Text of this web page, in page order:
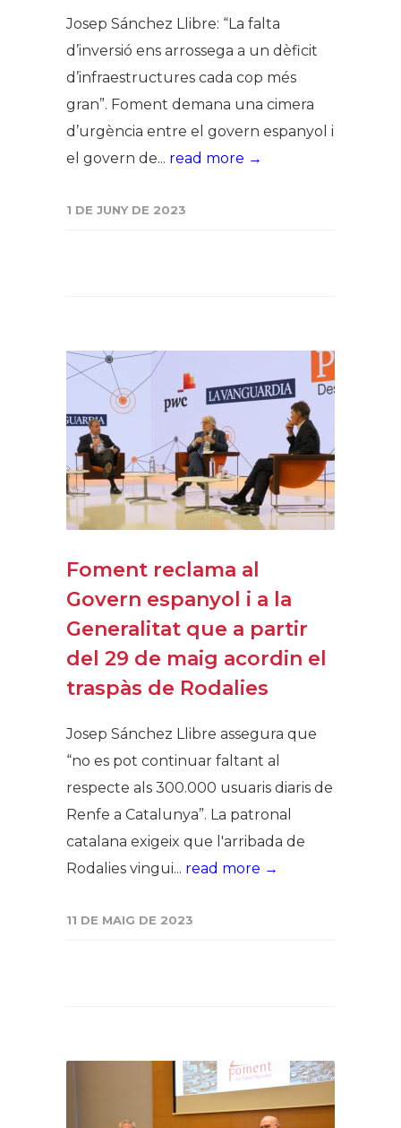
Josep Sánchez Llibre: “La falta
d’inversió ens arrossega a un dèficit
d’infraestructures cada cop més
gran”. Foment demana una cimera
d’urgència entre el govern espanyol i
el govern de... read more →
1 DE JUNY DE 2023
Foment reclama al
Govern espanyol i a la
Generalitat que a partir
del 29 de maig acordin el
traspàs de Rodalies
Josep Sánchez Llibre assegura que
“no es pot continuar faltant al
respecte als 300.000 usuaris diaris de
Renfe a Catalunya”. La patronal
catalana exigeix que l'arribada de
Rodalies vingui... read more →
11 DE MAIG DE 2023